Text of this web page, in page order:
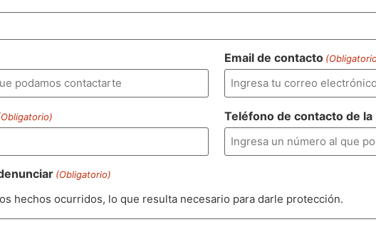
Email de contacto
Teléfono de contacto de
(Obligatorio)
hechos ocurridos, lo que resulta necesario para darle protección.